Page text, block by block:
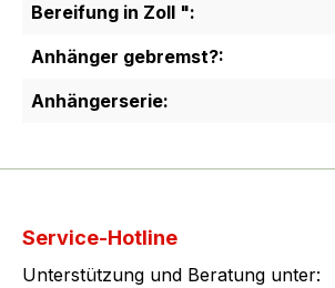
Bereifung in Zoll ":
Anhänger gebremst?:
Anhängerserie:
Service-Hotline
Unterstützung und Beratung unter: